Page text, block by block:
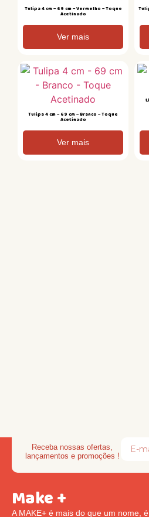
Tulipa 4 cm – 69 cm – Vermelho – Toque
Acetinado
Ver mais
Tulipa 4 cm – 69 cm – Branco – Toque
Acetinado
Ver mais
Receba nossas ofertas,
lançamentos e promoções !
Make +
A MAKE+ é mais do que um nome,